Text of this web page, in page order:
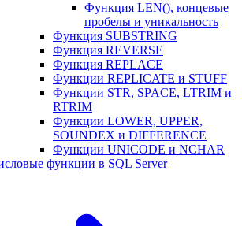
Функция LEN(), концевые
пробелы и уникальность
Функция SUBSTRING
Функция REVERSE
Функция REPLACE
Функции REPLICATE и STUFF
Функции STR, SPACE, LTRIM и
RTRIM
Функции LOWER, UPPER,
SOUNDEX и DIFFERENCE
Функции UNICODE и NCHAR
функции в SQL Server